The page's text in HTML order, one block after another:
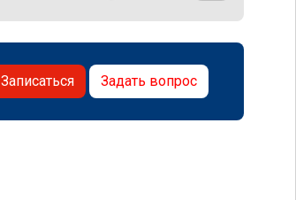
Записаться Задать вопрос